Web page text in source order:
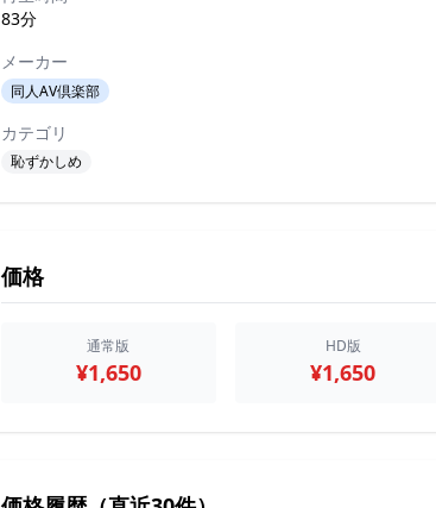
83分
メーカー
同人AV倶楽部
カテゴリ
恥ずかしめ
価格
通常版
¥1,650
HD版
¥1,650